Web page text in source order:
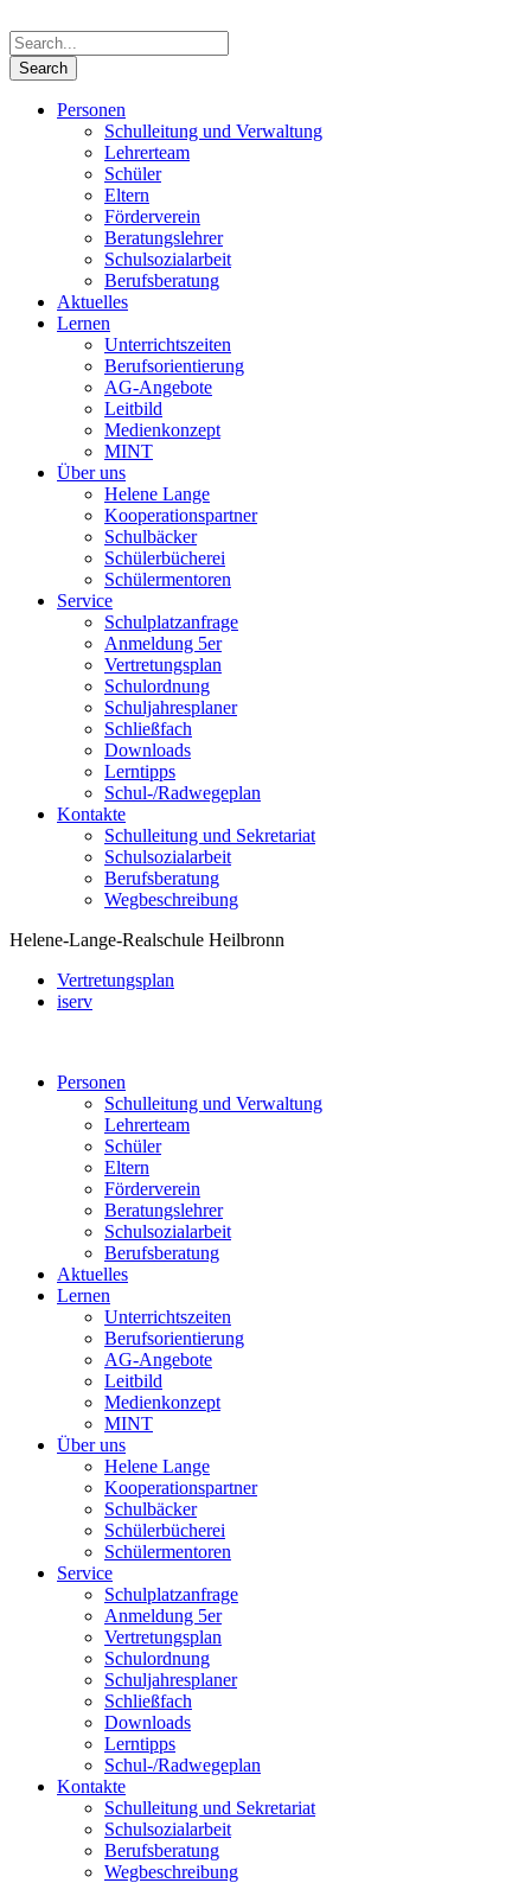
Personen
Schulleitung und Verwaltung
Lehrerteam
Schüler
Eltern
Förderverein
Beratungslehrer
Schulsozialarbeit
Berufsberatung
Aktuelles
Lernen
Unterrichtszeiten
Berufsorientierung
AG-Angebote
Leitbild
Medienkonzept
MINT
Über uns
Helene Lange
Kooperationspartner
Schulbäcker
Schülerbücherei
Schülermentoren
Service
Schulplatzanfrage
Anmeldung 5er
Vertretungsplan
Schulordnung
Schuljahresplaner
Schließfach
Downloads
Lerntipps
Schul-/Radwegeplan
Kontakte
Schulleitung und Sekretariat
Schulsozialarbeit
Berufsberatung
Wegbeschreibung
Helene-Lange-Realschule Heilbronn
Vertretungsplan
iserv
Personen
Schulleitung und Verwaltung
Lehrerteam
Schüler
Eltern
Förderverein
Beratungslehrer
Schulsozialarbeit
Berufsberatung
Aktuelles
Lernen
Unterrichtszeiten
Berufsorientierung
AG-Angebote
Leitbild
Medienkonzept
MINT
Über uns
Helene Lange
Kooperationspartner
Schulbäcker
Schülerbücherei
Schülermentoren
Service
Schulplatzanfrage
Anmeldung 5er
Vertretungsplan
Schulordnung
Schuljahresplaner
Schließfach
Downloads
Lerntipps
Schul-/Radwegeplan
Kontakte
Schulleitung und Sekretariat
Schulsozialarbeit
Berufsberatung
Wegbeschreibung